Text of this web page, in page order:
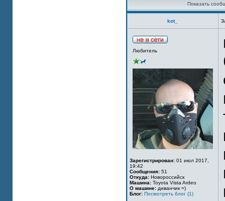
Показать
kot_
Любитель
Зарегистрирован: 01 июл 2017,
19:42
Сообщения: 51
Откуда: Новороссийск
Машина: Toyota Vista Ardeo
О машине: диванчик =)
Блог: Посмотреть блог (1)